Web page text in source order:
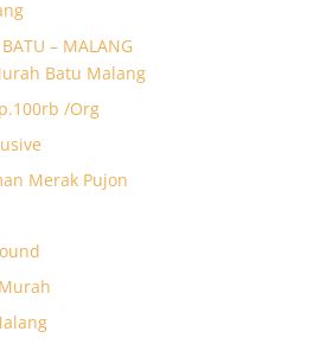
– MALANG
Batu Malang
/Org
Merak Pujon